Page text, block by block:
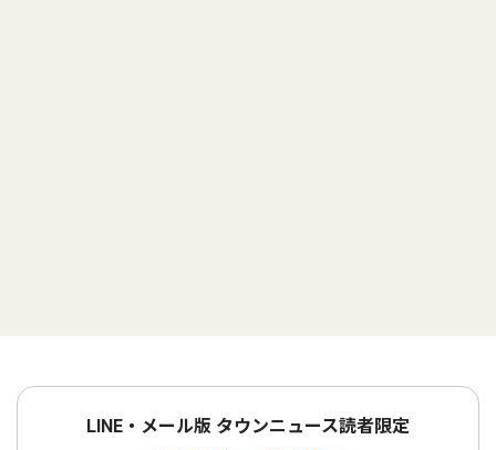
LINE・メール版 タウンニュース読者限定